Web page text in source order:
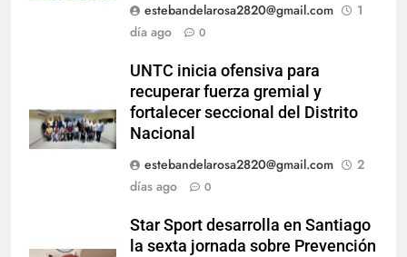
estebandelarosa2820@gmail.com
1
día ago
0
UNTC inicia ofensiva para
recuperar fuerza gremial y
fortalecer seccional del Distrito
Nacional
estebandelarosa2820@gmail.com
2
días ago
0
Star Sport desarrolla en Santiago
la sexta jornada sobre Prevención